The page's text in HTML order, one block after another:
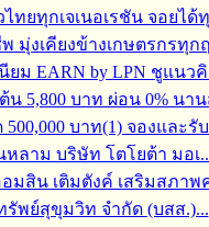
ทยทุกเจเนอเรชัน จอยได้
มุ่งเคียงข้างเกษตรกรทุก
EARN by LPN ชูแนวคิด
5,800 บาท ผ่อน 0% นาน
บาท(1) จองและรั
หลาม บริษัท โตโยต้า มอเ
สิน เติมตังค์ เสริมสภาพค
พย์สุขุมวิท จำกัด (บสส.)...